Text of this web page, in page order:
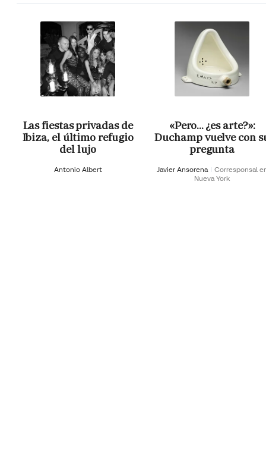
Las fiestas privadas de
Ibiza, el último refugio
del lujo
Antonio Albert
«Pero… ¿es arte?»:
Duchamp vuelve con
pregunta
Javier Ansorena
Corresponsal
Nueva York